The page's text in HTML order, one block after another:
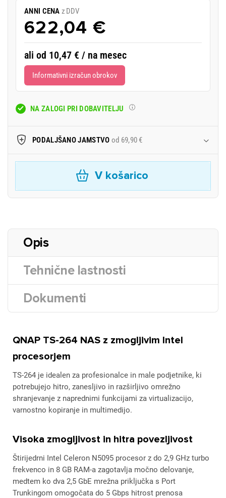
ANNI CENA z DDV
622,04 €
ali od 10,47 € / na mesec
Informativni izračun obrokov
NA ZALOGI PRI DOBAVITELJU
PODALJŠANO JAMSTVO od 69,90 €
V košarico
Opis
Tehnične lastnosti
Dokumenti
QNAP TS-264 NAS z zmogljivim Intel
procesorjem
TS-264 je idealen za profesionalce in male podjetnike, ki
potrebujejo hitro, zanesljivo in razširljivo omrežno
shranjevanje z naprednimi funkcijami za virtualizacijo,
varnostno kopiranje in multimedijo.
Visoka zmogljivost in hitra povezljivost
Štirijedrni Intel Celeron N5095 procesor z do 2,9 GHz turbo
frekvenco in 8 GB RAM-a zagotavlja močno delovanje,
medtem ko dva 2,5 GbE mrežna priključka s Port
Trunkingom omogočata do 5 Gbps hitrost prenosa